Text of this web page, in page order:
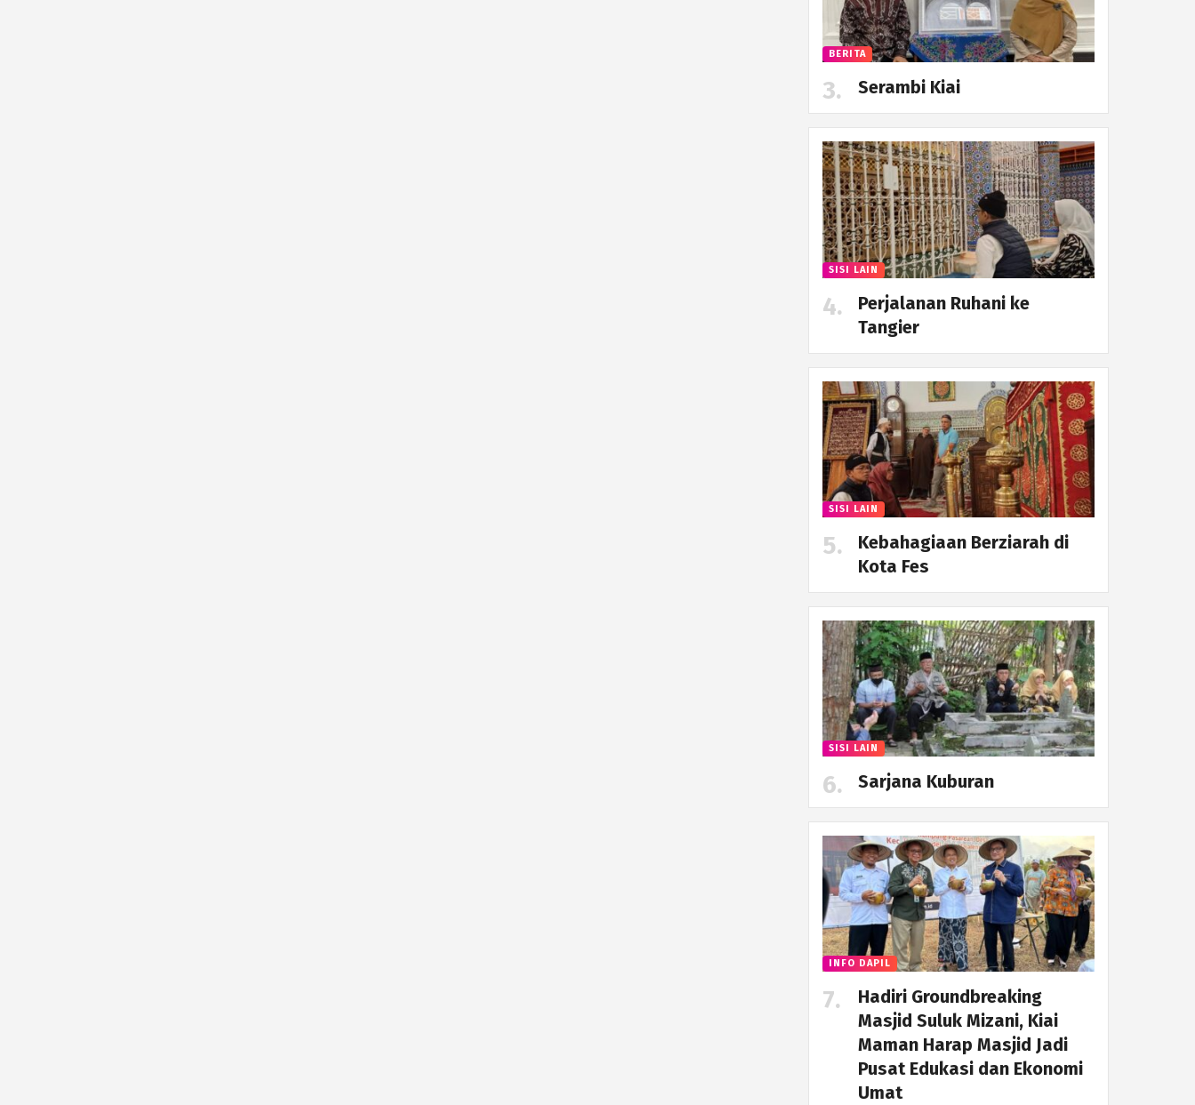
BERITA
Serambi Kiai
SISI LAIN
Perjalanan Ruhani ke
Tangier
SISI LAIN
Kebahagiaan Berziarah di
Kota Fes
SISI LAIN
Sarjana Kuburan
INFO DAPIL
Hadiri Groundbreaking
Masjid Suluk Mizani, Kiai
Maman Harap Masjid Jadi
Pusat Edukasi dan Ekonomi
Umat